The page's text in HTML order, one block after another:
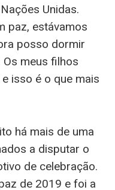
Unidas.
paz, estávamos
posso dormir
meus filhos
isso é o que mais
há mais de uma
a disputar o
de celebração.
de 2019 e foi a